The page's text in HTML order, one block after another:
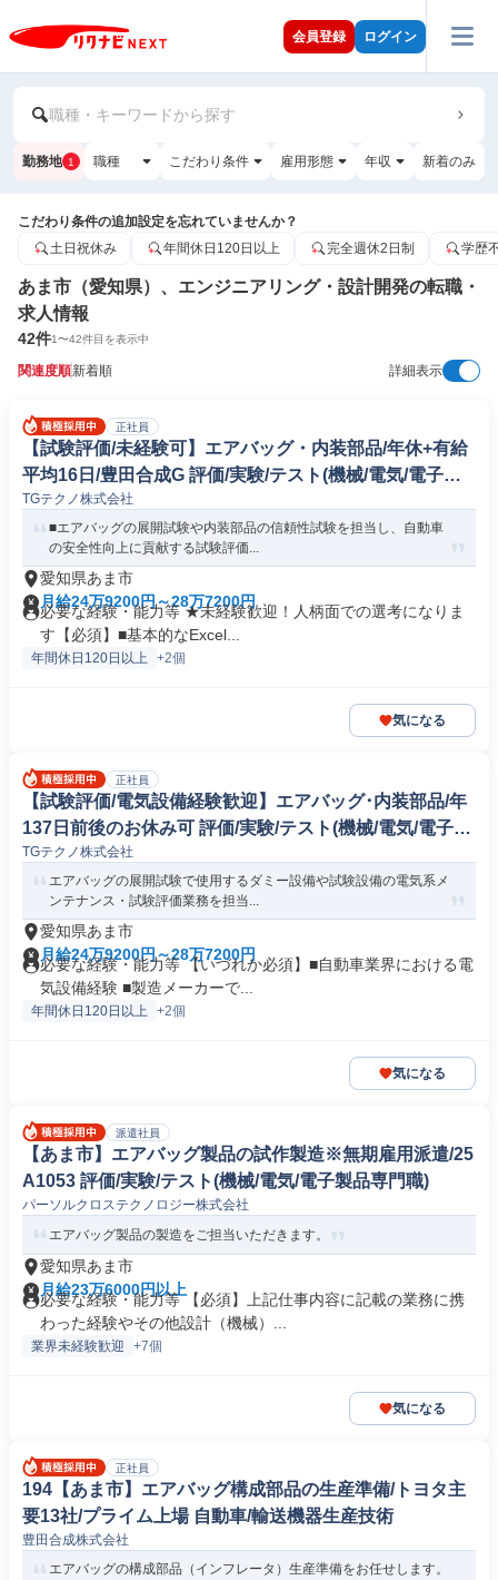
会員登録 ログイン
職種・キーワードから探す
勤務地 1 職種 こだわり条件 雇用形態 年収 新着のみ
こだわり条件の追加設定を忘れていませんか？
土日祝休み
年間休日120日以上 完全週休2日制 学歴
あま市（愛知県）、エンジニアリング・設計開発の転職・
求人情報
42件1〜42件目を表示中
関連度順新着順 詳細表示
正社員
【試験評価/未経験可】エアバッグ・内装部品/年休+有給
平均16日/豊田合成G 評価/実験/テスト(機械/電気/電子製
品専門職)
TGテクノ株式会社
■エアバッグの展開試験や内装部品の信頼性試験を担当し、自動車
の安全性向上に貢献する試験評価...
愛知県あま市
月給24万9200円～28万7200円
必要な経験・能力等 ★未経験歓迎！人柄面での選考になりま
す【必須】■基本的なExcel...
年間休日120日以上 +2個
気になる
正社員
【試験評価/電気設備経験歓迎】エアバッグ･内装部品/年
137日前後のお休み可 評価/実験/テスト(機械/電気/電子製
品専門職)
TGテクノ株式会社
エアバッグの展開試験で使用するダミー設備や試験設備の電気系メ
ンテナンス・試験評価業務を担当...
愛知県あま市
月給24万9200円～28万7200円
必要な経験・能力等 【いづれか必須】■自動車業界における電
気設備経験 ■製造メーカーで...
年間休日120日以上 +2個
気になる
派遣社員
【あま市】エアバッグ製品の試作製造※無期雇用派遣/25
A1053 評価/実験/テスト(機械/電気/電子製品専門職)
パーソルクロステクノロジー株式会社
エアバッグ製品の製造をご担当いただきます。
愛知県あま市
月給23万6000円以上
必要な経験・能力等 【必須】上記仕事内容に記載の業務に携
わった経験やその他設計（機械）...
業界未経験歓迎 +7個
気になる
正社員
194【あま市】エアバッグ構成部品の生産準備/トヨタ主
要13社/プライム上場 自動車/輸送機器生産技術
豊田合成株式会社
エアバッグの構成部品（インフレータ）生産準備をお任せします。